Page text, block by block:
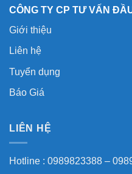
CÔNG TY CP TƯ VẤN
Giới thiệu
Liên hệ
Tuyển dụng
Báo Giá
LIÊN HỆ
Hotline : 0989823388 –